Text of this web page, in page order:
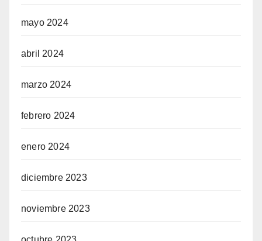
mayo 2024
abril 2024
marzo 2024
febrero 2024
enero 2024
diciembre 2023
noviembre 2023